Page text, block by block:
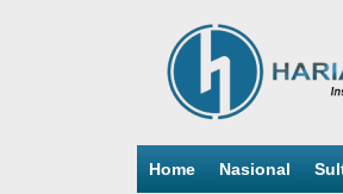
Home Nasional